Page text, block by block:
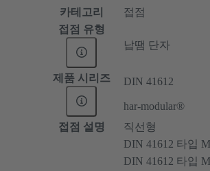
카테고리
접점
접점 유형
납땜 단자
제품 시리즈 DIN 41612
har-modular®
접점 설명
직선형
DIN 41612 타입 M
DIN 41612 타입